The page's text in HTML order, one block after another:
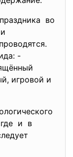
во
-
игровой и
где и в